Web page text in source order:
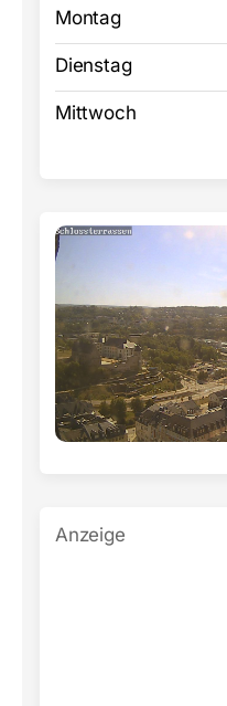
Montag
Dienstag
Mittwoch
Anzeige